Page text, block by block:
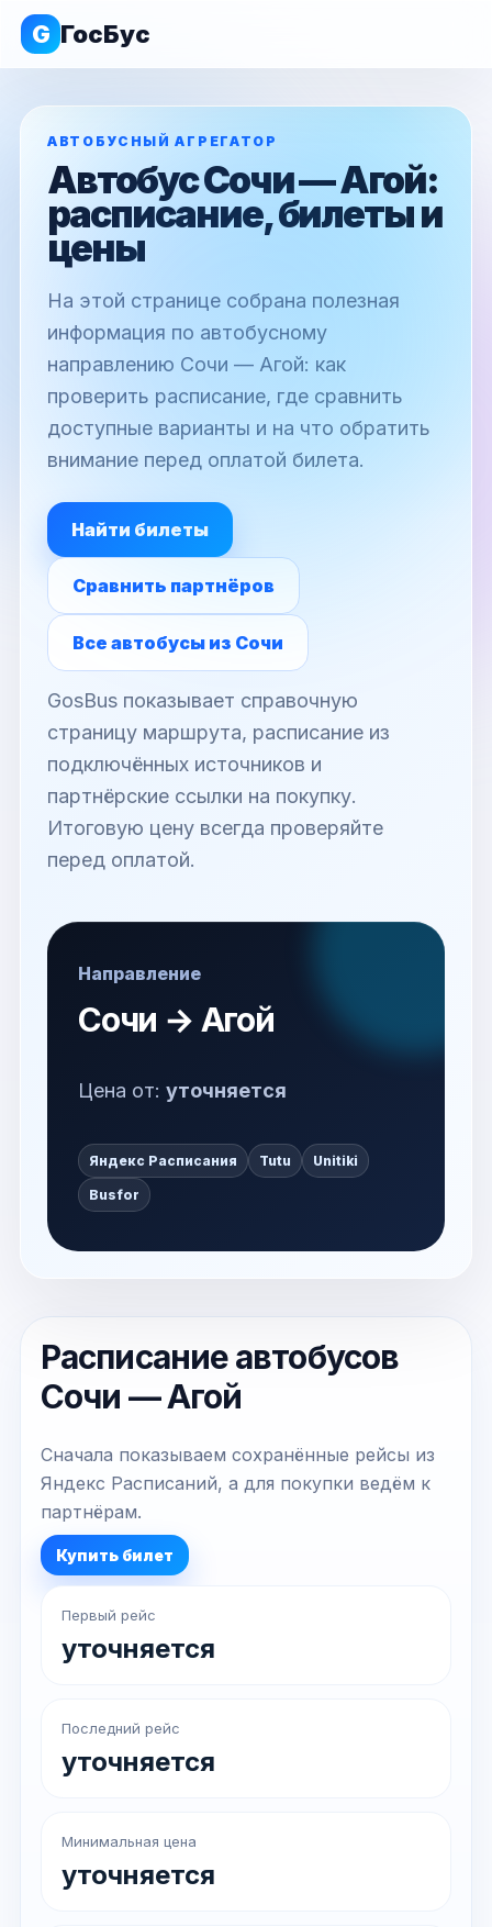
G ГосБус
АВТОБУСНЫЙ АГРЕГАТОР
Автобус Сочи — Агой:
расписание, билеты и
цены
На этой странице собрана полезная
информация по автобусному
направлению Сочи — Агой: как
проверить расписание, где сравнить
доступные варианты и на что обратить
внимание перед оплатой билета.
Найти билеты
Сравнить партнёров
Все автобусы из Сочи
GosBus показывает справочную
страницу маршрута, расписание из
подключённых источников и
партнёрские ссылки на покупку.
Итоговую цену всегда проверяйте
перед оплатой.
Направление
Сочи → Агой
Цена от: уточняется
Яндекс Расписания Tutu Unitiki
Busfor
Расписание автобусов
Сочи — Агой
Сначала показываем сохранённые рейсы из
Яндекс Расписаний, а для покупки ведём к
партнёрам.
Купить билет
Первый рейс
уточняется
Последний рейс
уточняется
Минимальная цена
уточняется